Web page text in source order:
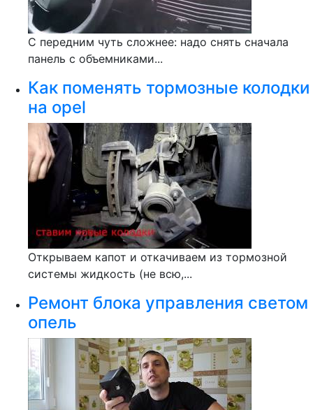
С передним чуть сложнее: надо снять сначала
панель с объемниками...
Как поменять тормозные колодки
на opel
Открываем капот и откачиваем из тормозной
системы жидкость (не всю,...
Ремонт блока управления светом
опель